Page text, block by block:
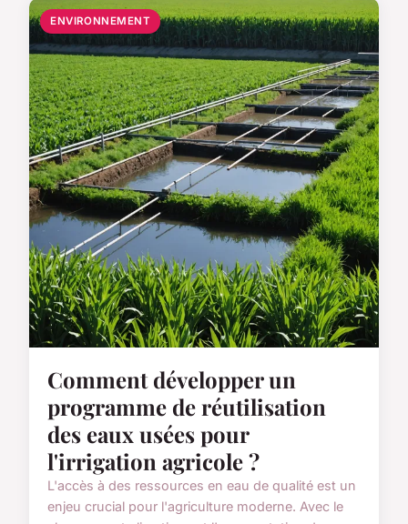
ENVIRONNEMENT
Comment développer un
programme de réutilisation
des eaux usées pour
l'irrigation agricole ?
L'accès à des ressources en eau de qualité est un
enjeu crucial pour l'agriculture moderne. Avec le